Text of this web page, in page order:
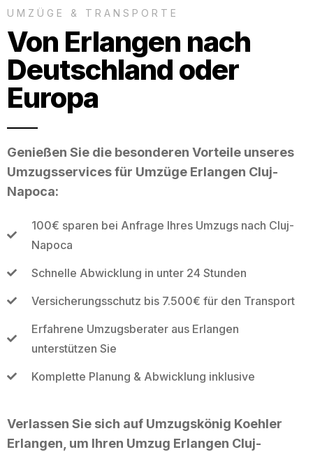
UMZÜGE & TRANSPORTE
Von Erlangen nach
Deutschland oder
Europa
Genießen Sie die besonderen Vorteile unseres
Umzugsservices für Umzüge Erlangen Cluj-
Napoca:
100€ sparen bei Anfrage Ihres Umzugs nach Cluj-
Napoca
Schnelle Abwicklung in unter 24 Stunden
Versicherungsschutz bis 7.500€ für den Transport
Erfahrene Umzugsberater aus Erlangen
unterstützen Sie
Komplette Planung & Abwicklung inklusive
Verlassen Sie sich auf Umzugskönig Koehler
Erlangen, um Ihren Umzug Erlangen Cluj-